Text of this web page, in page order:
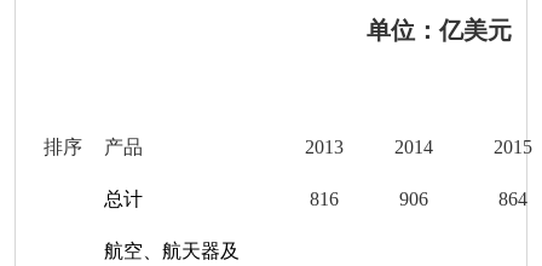
单位：亿美元
排序 产品 2013 2014 201 5
总计 816 906 864
航空、航天器及